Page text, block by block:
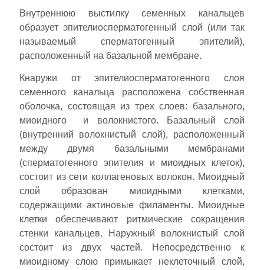
Внутреннюю выстилку семенных канальцев
образует эпителиосперматогенный слой (или так
называемый сперматогенный эпителий),
расположенный на базальной мембране.
Кнаружи от эпителиосперматогенного слоя
семенного канальца расположена собственная
оболочка, состоящая из трех слоев: базального,
миоидного и волокнистого. Базальный слой
(внутренний волокнистый слой), расположенный
между двумя базальными мембранами
(сперматогенного эпителия и миоидных клеток),
состоит из сети коллагеновых волокон. Миоидный
слой образован миоидными клетками,
содержащими актиновые филаменты. Миоидные
клетки обеспечивают ритмические сокращения
стенки канальцев. Наружный волокнистый слой
состоит из двух частей. Непосредственно к
миоидному слою примыкает неклеточный слой,